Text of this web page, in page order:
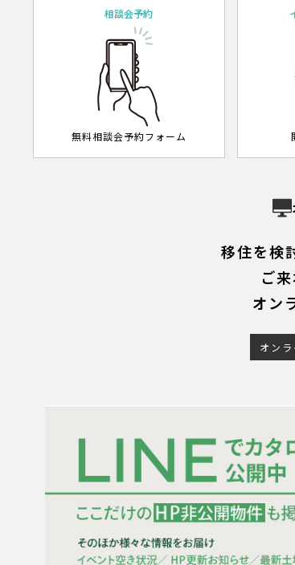
相談会予約
無料相談会予約フォーム
移住を検
ご
オン
オン